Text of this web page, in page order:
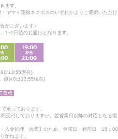
ます。
ヤマト運輸ネコポスのいずれかよりご選択いただけ
がございます）
1~2日後のお届けとなります。
日13:55現在)
(8月8日13:55現在)
承っております。
受付しておりますが、翌営業日以降の対応となる場
・入金処理 休業】のため、金曜日・祝前日 15：00
かねます。